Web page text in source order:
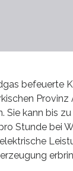
befeuerte
Provinz
Sie kann bis
Stunde bei